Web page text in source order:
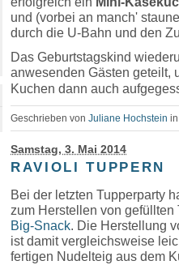
und (vorbei an manch'
durch die U-Bahn und den
Das Geburtstagskind
anwesenden Gästen geteilt,
Kuchen dann auch
Geschrieben vonJuliane Hochstein
Samstag, 3. Mai 2014
RAVIOLI TUPPERN
Bei der letzten Tupperparty
zum Herstellen von
Big-Snack. Die Herstellung
ist damit vergleichsweise
fertigen Nudelteig aus dem